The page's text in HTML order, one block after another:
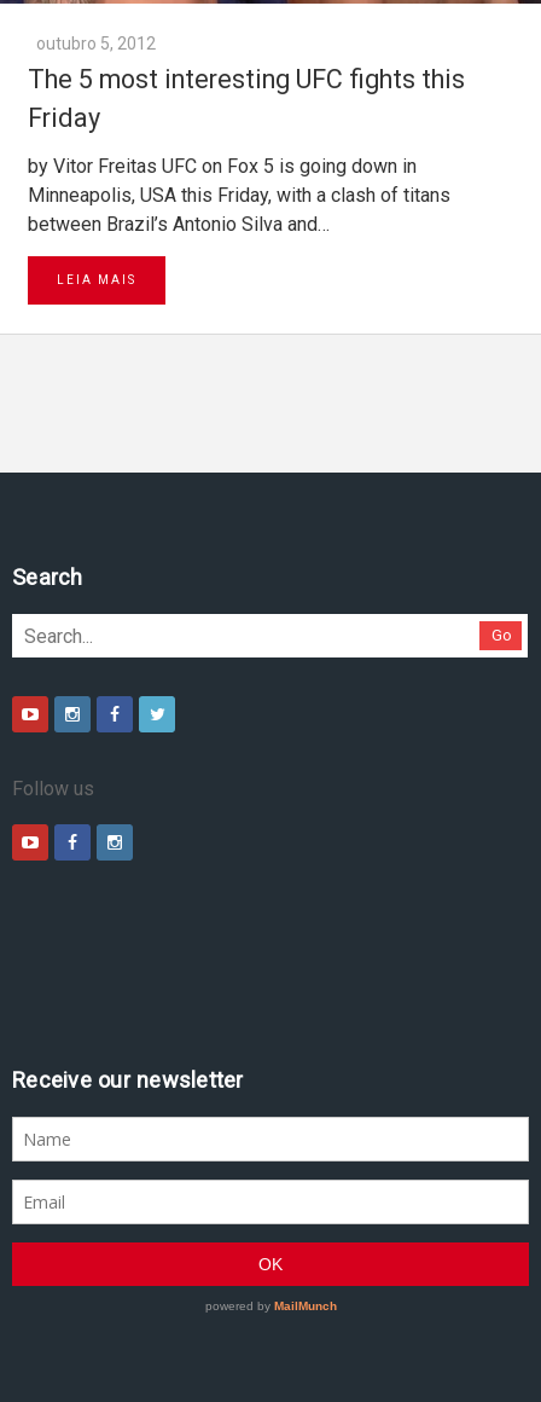
outubro 5, 2012
The 5 most interesting UFC fights this
Friday
by Vitor Freitas UFC on Fox 5 is going down in
Minneapolis, USA this Friday, with a clash of titans
between Brazil’s Antonio Silva and…
LEIA MAIS
Search
Go
Follow us
Receive our newsletter